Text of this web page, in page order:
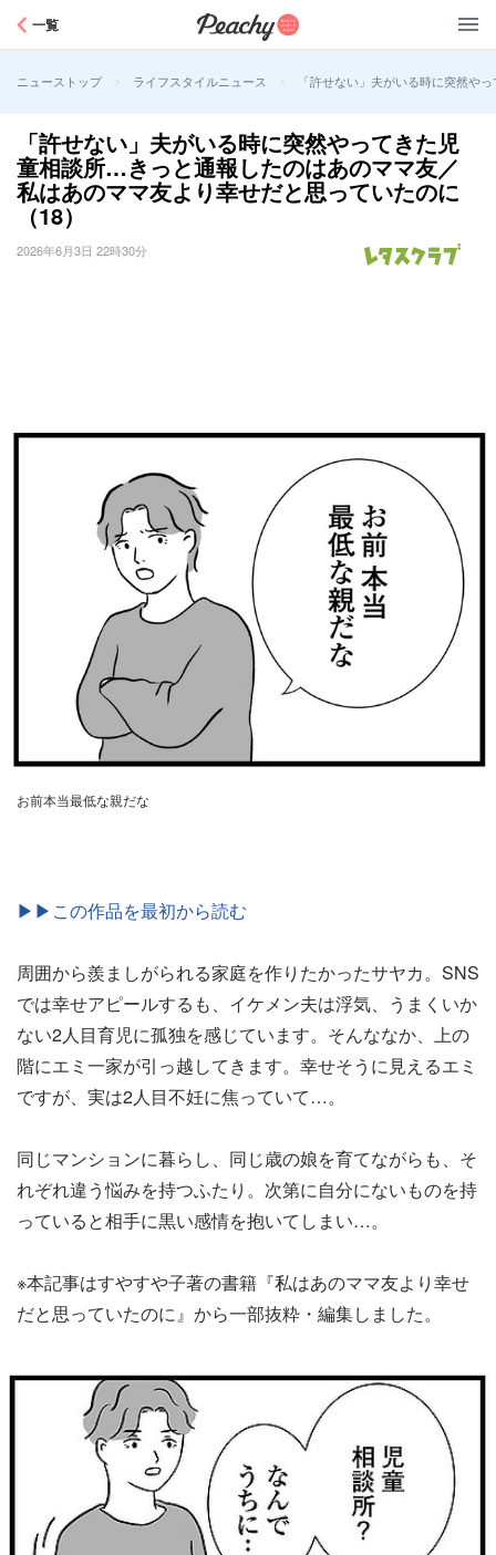
一覧
ニューストップ > ライフスタイルニュース > 「許せない」夫がいる時に突然や
「許せない」夫がいる時に突然やってきた児
童相談所…きっと通報したのはあのママ友／
私はあのママ友より幸せだと思っていたのに
（18）
2026年6月3日 22時30分
お前本当最低な親だな
▶▶この作品を最初から読む
周囲から羨ましがられる家庭を作りたかったサヤカ。SNS
では幸せアピールするも、イケメン夫は浮気、うまくいか
ない2人目育児に孤独を感じています。そんななか、上の
階にエミ一家が引っ越してきます。幸せそうに見えるエミ
ですが、実は2人目不妊に焦っていて…。
同じマンションに暮らし、同じ歳の娘を育てながらも、そ
れぞれ違う悩みを持つふたり。次第に自分にないものを持
っていると相手に黒い感情を抱いてしまい…。
※本記事はすやすや子著の書籍『私はあのママ友より幸せ
だと思っていたのに』から一部抜粋・編集しました。